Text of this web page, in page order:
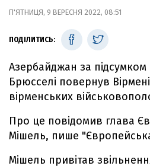
П'ЯТНИЦЯ, 9 ВЕРЕСНЯ 2022, 08:51
ПОДІЛИТИСЬ:
Азербайджан за підсумком
Брюсселі повернув
вірменських
Про це повідомив глава
Мішель, пише
Мішель привітав